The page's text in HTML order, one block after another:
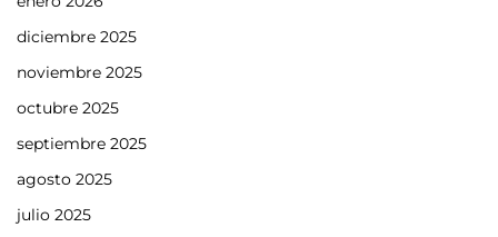
diciembre 2025
noviembre 2025
octubre 2025
septiembre 2025
agosto 2025
julio 2025